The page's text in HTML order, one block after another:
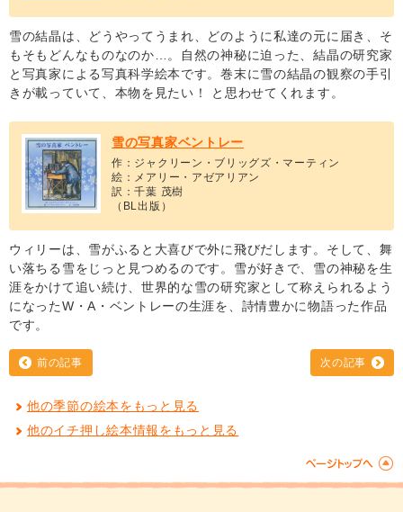
雪の結晶は、どうやってうまれ、どのように私達の元に届き、そ
もそもどんなものなのか…。自然の神秘に迫った、結晶の研究家
と写真家による写真科学絵本です。巻末に雪の結晶の観察の手引
きが載っていて、本物を見たい！ と思わせてくれます。
雪の写真家ベントレー
作：ジャクリーン・ブリッグズ・マーティン
絵：メアリー・アゼアリアン
訳：千葉 茂樹
（BL出版）
ウィリーは、雪がふると大喜びで外に飛びだします。そして、舞
い落ちる雪をじっと見つめるのです。雪が好きで、雪の神秘を生
涯をかけて追い続け、世界的な雪の研究家として称えられるよう
になったW・A・ベントレーの生涯を、詩情豊かに物語った作品
です。
前の記事 次の記事
他の季節の絵本をもっと見る
他のイチ押し絵本情報をもっと見る